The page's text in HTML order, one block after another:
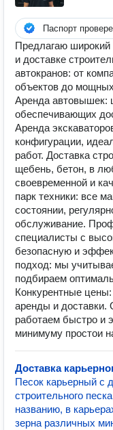
Паспорт
Предлагаю широкий
и доставке
автокранов: от
объектов до
Аренда автовышек:
обеспечивающих
Аренда
конфигурации,
работ. Доставка
щебень, бетон, в
своевременной и
парк техники: все
состоянии,
обслуживание.
специалисты с
безопасную и
подход: мы
подбираем
Конкурентные
аренды и доставки.
работаем быстро и
минимуму простои
Доставка
Песок карьерный с
строительного
названию, в
зерна различных